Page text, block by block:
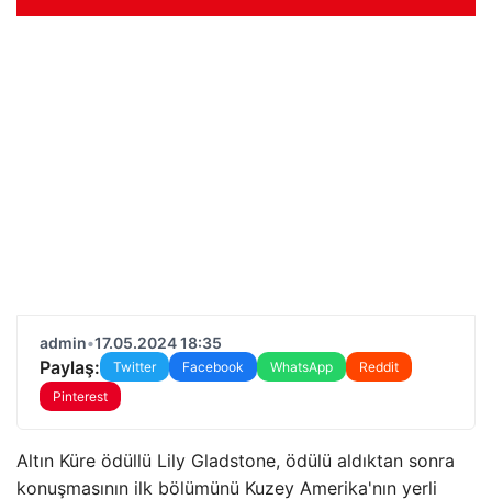
admin•17.05.2024 18:35
Paylaş: Twitter Facebook WhatsApp
Reddit
Pinterest
Altın Küre ödüllü Lily Gladstone, ödülü aldıktan sonra
konuşmasının ilk bölümünü Kuzey Amerika'nın yerli